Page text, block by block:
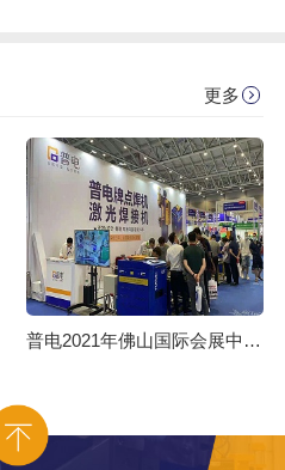
更多
普电2021年佛山国际会展中心展览